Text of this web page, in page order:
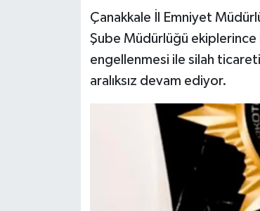
Çanakkale İl Emniyet
Şube Müdürlüğü ekiplerince
engellenmesi ile silah
aralıksız devam ediyor.